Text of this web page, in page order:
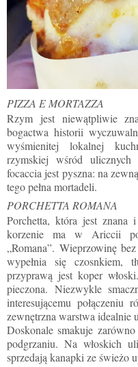
PIZZA E MORTAZZA
Rzym jest niewątpliwie
bogactwa historii
wyśmienitej lokalnej
rzymskiej wśród
focaccia jest pyszna: na
tego pełna mortadeli.
PORCHETTA ROMANA
Porchetta, która jest znana
korzenie ma w Ariccii
„Romana”. Wieprzowinę
wypełnia się czosnkiem,
przyprawą jest koper
pieczona. Niezwykle
interesującemu połączeniu
zewnętrzna warstwa idealnie
Doskonale smakuje
podgrzaniu. Na włoskich
sprzedają kanapki ze świeżo